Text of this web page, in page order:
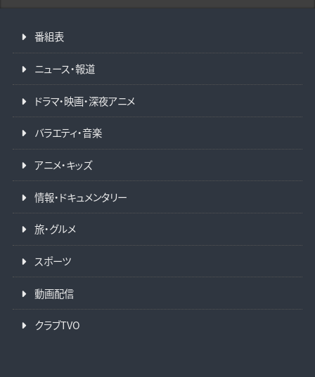
番組表
ニュース・報道
ドラマ・映画・深夜アニメ
バラエティ・音楽
アニメ・キッズ
情報・ドキュメンタリー
旅・グルメ
スポーツ
動画配信
クラブTVO